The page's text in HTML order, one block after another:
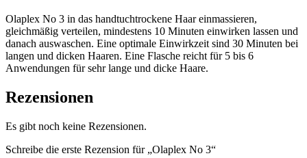
Olaplex No 3 in das handtuchtrockene Haar einmassieren,
gleichmäßig verteilen, mindestens 10 Minuten einwirken lassen und
danach auswaschen. Eine optimale Einwirkzeit sind 30 Minuten bei
langen und dicken Haaren. Eine Flasche reicht für 5 bis 6
Anwendungen für sehr lange und dicke Haare.
Rezensionen
Es gibt noch keine Rezensionen.
Schreibe die erste Rezension für „Olaplex No 3“